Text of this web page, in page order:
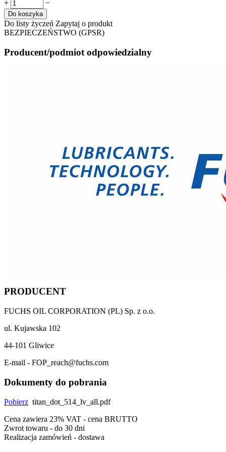
+ −
Do koszyka
Do listy życzeń Zapytaj o produkt
BEZPIECZEŃSTWO (GPSR)
Producent/podmiot odpowiedzialny
PRODUCENT
FUCHS OIL CORPORATION (PL) Sp. z o.o.
ul. Kujawska 102
44-101 Gliwice
E-mail - FOP_reach@fuchs.com
Dokumenty do pobrania
Pobierz titan_dot_514_lv_all.pdf
Cena zawiera 23% VAT - cena BRUTTO
Zwrot towaru - do 30 dni
Realizacja zamówień - dostawa